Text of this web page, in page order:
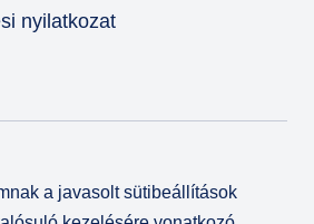
nyilatkozat
a javasolt sütibeállítások